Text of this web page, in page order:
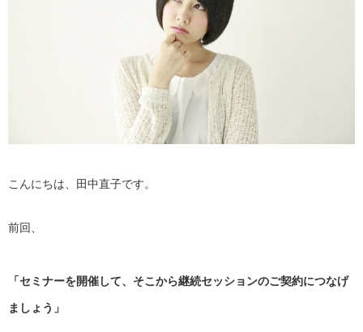
こんにちは、田中直子です。
前回、
「セミナーを開催して、 そこから継続セッションのご契約につなげ
ましょう」